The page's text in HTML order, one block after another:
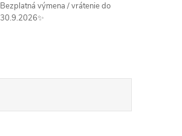
Bezplatná výmena / vrátenie do
30.9.2026✨